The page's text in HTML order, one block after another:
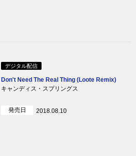
デジタル配信
Don't Need The Real Thing (Loote Remix)
キャンディス・スプリングス
発売日 2018.08.10